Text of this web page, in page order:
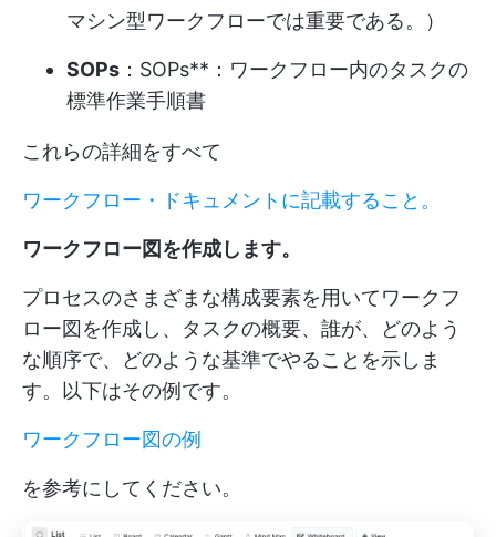
マシン型ワークフローでは重要である。）
SOPs ：SOPs**：ワークフロー内のタスクの
標準作業手順書
これらの詳細をすべて
ワークフロー・ドキュメントに記載すること。
ワークフロー図を作成します。
プロセスのさまざまな構成要素を用いてワークフ
ロー図を作成し、タスクの概要、誰が、どのよう
な順序で、どのような基準でやることを示しま
す。以下はその例です。
ワークフロー図の例
を参考にしてください。